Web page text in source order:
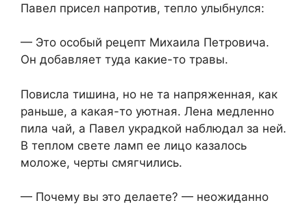
Павел присел напротив, тепло улыбнулся:
— Это особый рецепт Михаила Петровича.
Он добавляет туда какие-то травы.
Повисла тишина, но не та напряженная, как
раньше, а какая-то уютная. Лена медленно
пила чай, а Павел украдкой наблюдал за ней.
В теплом свете ламп ее лицо казалось
моложе, черты смягчились.
— Почему вы это делаете? — неожиданно